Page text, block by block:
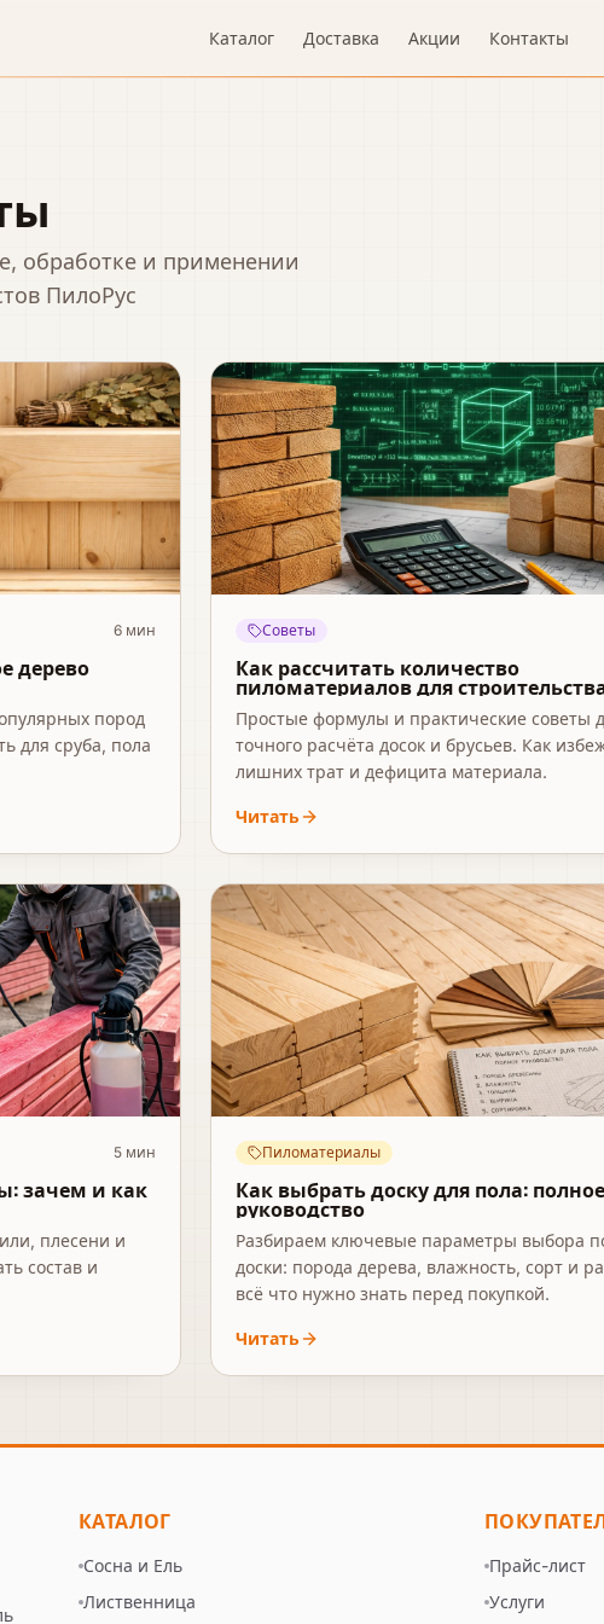
Каталог Доставка Акции Контакты
обработке и применении
ПилоРус
6 мин
дерево
пород
для сруба, пола
Советы
Как рассчитать количество
пиломатериалов для
Простые формулы и практические советы
точного расчёта досок и брусьев. Как
лишних трат и дефицита материала.
Читать
5 мин
зачем и как
плесени и
состав и
Пиломатериалы
Как выбрать доску для пола: полное
руководство
Разбираем ключевые параметры выбора
доски: порода дерева, влажность, сорт и
всё что нужно знать перед покупкой.
Читать
КАТАЛОГ
Сосна и Ель
Лиственница
Прайс-лист
Услуги